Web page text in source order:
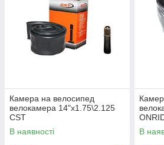
Камера на велосипед
велокамера 14"х1.75\2.125
CST
В наявності
В